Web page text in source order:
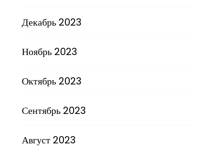
Декабрь 2023
Ноябрь 2023
Октябрь 2023
Сентябрь 2023
Август 2023